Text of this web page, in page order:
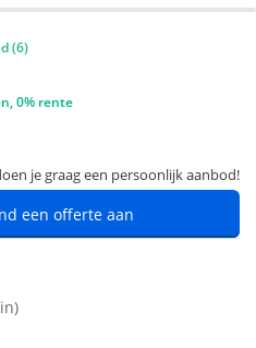
(6)
0% rente
je graag een persoonlijk aanbod!
een offerte aan